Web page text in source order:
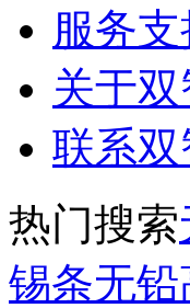
服务支
关于双
联系双
热门搜索
锡条无